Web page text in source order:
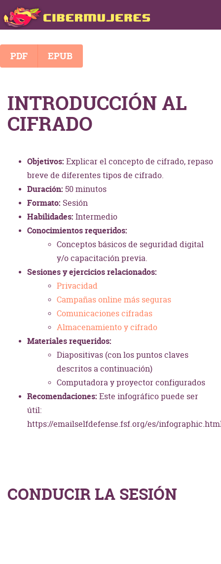
PDF EPUB
INTRODUCCIÓN AL
CIFRADO
Objetivos: Explicar el concepto de cifrado, repaso
breve de diferentes tipos de cifrado.
Duración: 50 minutos
Formato: Sesión
Habilidades: Intermedio
Conocimientos requeridos:
Conceptos básicos de seguridad digital
y/o capacitación previa.
Sesiones y ejercicios relacionados:
Privacidad
Campañas online más seguras
Comunicaciones cifradas
Almacenamiento y cifrado
Materiales requeridos:
Diapositivas (con los puntos claves
descritos a continuación)
Computadora y proyector configurados
Recomendaciones: Este infográfico puede ser
útil:
https://emailselfdefense.fsf.org/es/
CONDUCIR LA SESIÓN